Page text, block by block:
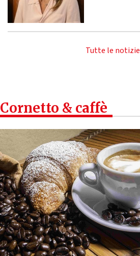
Tutte le notizie
Cornetto & caffè